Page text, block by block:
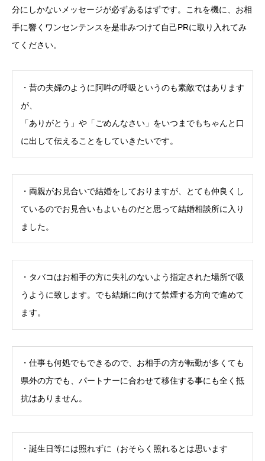
分にしかないメッセージが必ずあるはずです。これを機に、お相
手に響くワンセンテンスを是非みつけて自己PRに取り入れてみ
てください。
・昔の夫婦のように阿吽の呼吸というのも素敵ではあります
が、
「ありがとう」や「ごめんなさい」をいつまでもちゃんと口
に出して伝えることをしていきたいです。
・両親がお見合いで結婚をしておりますが、とても仲良くし
ているのでお見合いもよいものだと思って結婚相談所に入り
ました。
・タバコはお相手の方に失礼のないよう指定された場所で吸
うように致します。でも結婚に向けて禁煙する方向で進めて
ます。
・仕事も何処でもできるので、お相手の方が転勤が多くても
県外の方でも、パートナーに合わせて移住する事にも全く抵
抗はありません。
・誕生日等には照れずに（おそらく照れるとは思います